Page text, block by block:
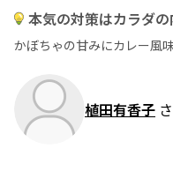
本気の対策はカラダ
かぼちゃの甘みにカレー風
植田有香子